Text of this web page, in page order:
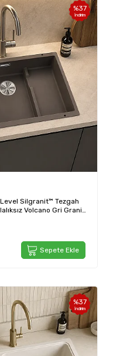
%37
İndirim
Silgranit™ Tezgah
Volcano Gri Granit
Sepete Ekle
%37
İndirim